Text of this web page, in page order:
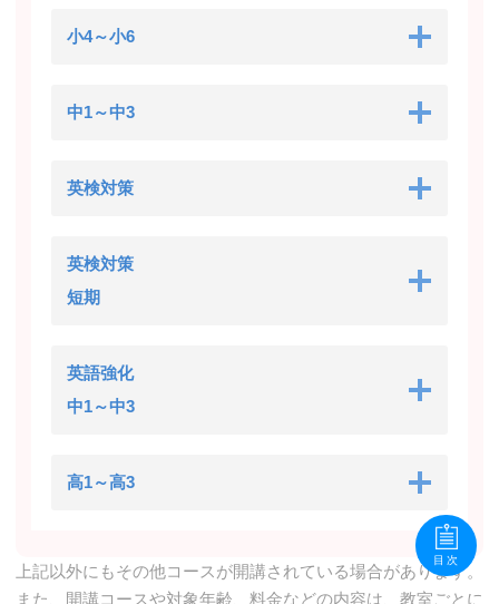
小4～小6
中1～中3
英検対策
英検対策
短期
英語強化
中1～中3
高1～高3
上記以外にもその他コースが開講されている場合があります。
また、開講コースや対象年齢、料金などの内容は、教室ごとに
目次